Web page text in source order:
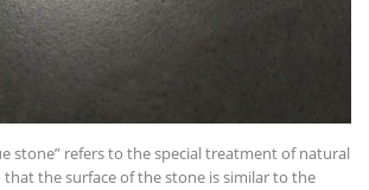
stone” refers to the special treatment of natural
that the surface of the stone is similar to the